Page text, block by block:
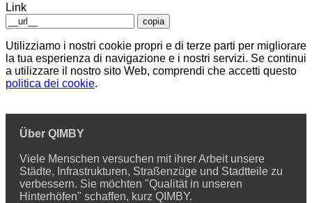
Link
copia
Utilizziamo i nostri cookie propri e di terze parti per migliorare
la tua esperienza di navigazione e i nostri servizi. Se continui
a utilizzare il nostro sito Web, comprendi che accetti questo
politica dei cookie.
Über QIMBY
Viele Menschen versuchen mit ihrer Arbeit unsere
Städte, Infrastrukturen, Straßenzüge und Stadtteile zu
verbessern. Sie möchten "Qualität in unseren
Hinterhöfen" schaffen, kurz QIMBY.